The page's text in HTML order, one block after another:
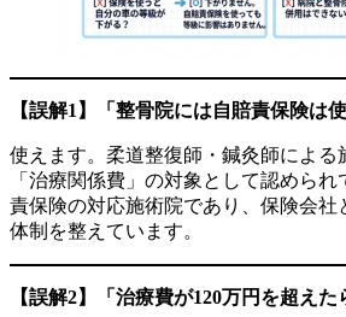
【誤解1】「整骨院には自賠責保険は
使えます。柔道整復師・鍼灸師による
「治療関係費」の対象として認めら
責保険の対応施術院であり、保険会社
体制を整えています。
【誤解2】「治療費が120万円を超えた